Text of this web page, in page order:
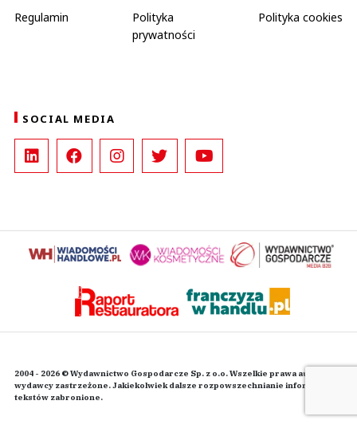
Regulamin
Polityka
prywatności
Polityka cookies
SOCIAL MEDIA
2004 - 2026 © Wydawnictwo Gospodarcze Sp. z o.o. Wszelkie prawa autorskie
wydawcy zastrzeżone. Jakiekolwiek dalsze rozpowszechnianie informacji i
tekstów zabronione.